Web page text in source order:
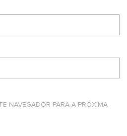
NAVEGADOR PARA A PRÓXIMA